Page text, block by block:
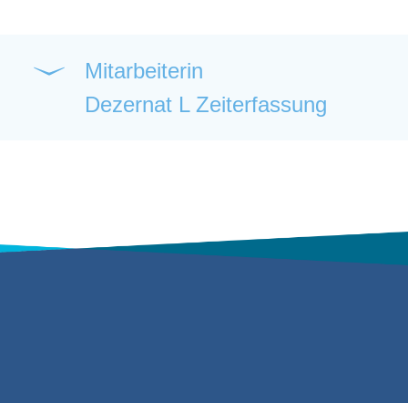
Mitarbeiterin
Dezernat L Zeiterfassung